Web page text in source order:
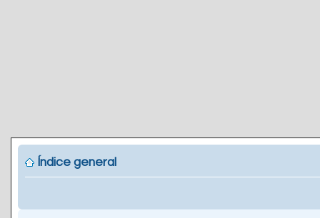
Índice general